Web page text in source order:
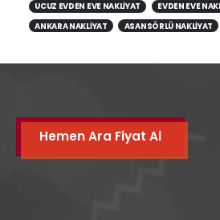
UCUZ EVDEN EVE NAKLIYAT
EVDEN EVE
ANKARA NAKLIYAT
ASANSÖRLÜ NAKLIYAT
Hemen Ara Fiyat Al